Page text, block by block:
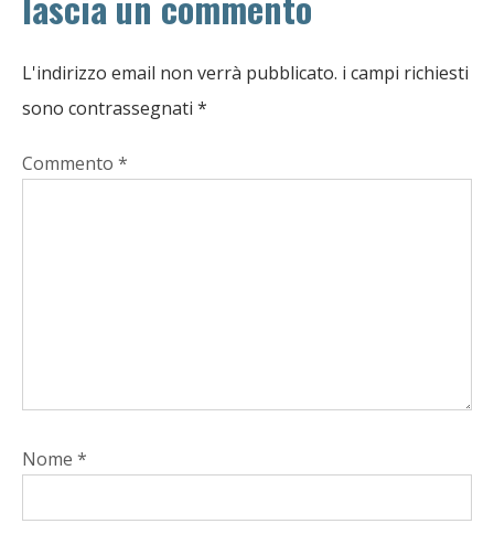
L'indirizzo email non verrà pubblicato. i campi richiesti
sono contrassegnati *
Commento *
Nome *